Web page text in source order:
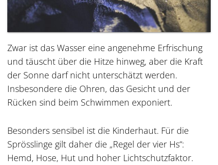
Zwar ist das Wasser eine angenehme Erfrischung
und täuscht über die Hitze hinweg, aber die Kraft
der Sonne darf nicht unterschätzt werden.
Insbesondere die Ohren, das Gesicht und der
Rücken sind beim Schwimmen exponiert.
Besonders sensibel ist die Kinderhaut. Für die
Sprösslinge gilt daher die „Regel der vier Hs“:
Hemd, Hose, Hut und hoher Lichtschutzfaktor.